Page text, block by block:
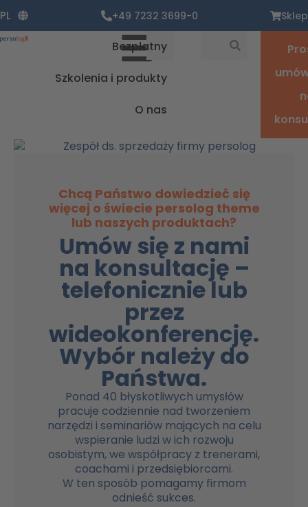
Inhalt
springen
PL +49 7232 3699-0 Sklep
Bezpłatny
Szkolenia i produkty
O nas
Suche Suche
Chcą Państwo dowiedzieć się
więcej o świecie persolog theme
lub naszych produktach?
Umów się z nami
na konsultację –
telefonicznie lub
przez
wideokonferencję.
Wybór należy do
Państwa.
Ponad 40 błyskotliwych umysłów
pracuje codziennie nad tworzeniem
narzędzi i seminariów mających na celu
wspieranie ludzi w ich rozwoju
osobistym, we współpracy z trenerami,
coachami i przedsiębiorcami.
W ten sposób pomagamy firmom
odnieść sukces.